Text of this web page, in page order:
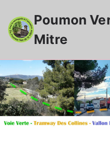
contenu
Poumon
Mitre